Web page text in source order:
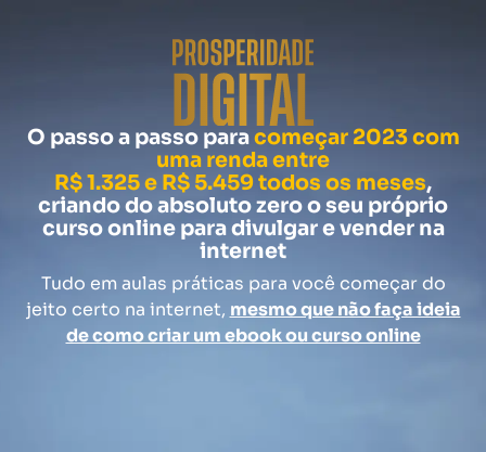
O passo a passo paracomeçar 2023 com
uma renda entre
R$ 1.325 e R$ 5.459 todos os meses,
criando do absoluto zero o seu próprio
curso online para divulgar e vender na
internet
Tudo em aulas práticas para você começar do
jeito certo na internet, mesmo que não faça ideia
de como criar um ebook ou curso online